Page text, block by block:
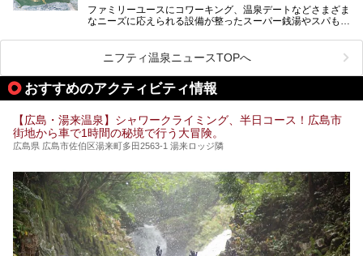
ファミリーユースにコワーキング、温泉デートなどさまざま
なニーズに応えられる設備が整ったスーパー銭湯やスパも、
いった個性が魅力の温泉も、どちらも充実している広島県。
今回は、そんな広島県にある温浴施設のなかから、筆者が
「一度訪ねてみたい」と気になっている魅力的な施設を5件
ピックアップして紹介します。
※2021/07/30時点の情報です。
ニフティ温泉ニュースTOPへ
おすすめのアクティビティ情報
【広島・湯来温泉】シャワークライミング、半日コース！広島市
街地から車で1時間の秘境で行う大冒険。
広島県 広島市佐伯区湯来町多田2563-1 湯来ロッジ隣